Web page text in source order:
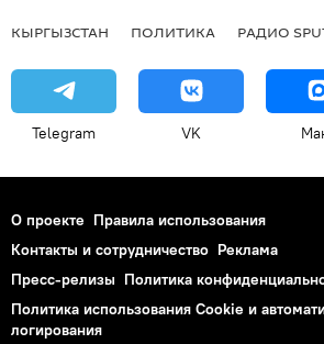
КЫРГЫЗСТАН ПОЛИТИКА РАДИО
Telegram VK
О проекте Правила использования
Контакты и сотрудничество Реклама
Пресс-релизы Политика
Политика использования Cookie и
логирования